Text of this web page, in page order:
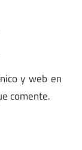
y web en
comente.